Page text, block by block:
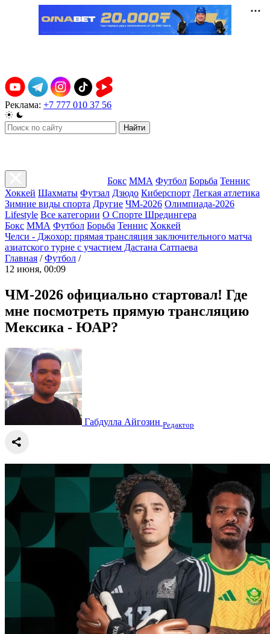
Реклама: +7 777 010 37 56
Найти
Бокс ММА Футбол Борьба Теннис
Хоккей Шахматы Футзал Дзюдо Киберспорт Легкая атлетика
Зимние виды спорта Другие ЧМ-2026 Олимпиада-2026
Lifestyle Все категории О Спорте Шредингера
Бокс ММА Футбол Борьба Теннис Хоккей
Челси - Джохор: прямая трансляция заключительного матча
азиатского турне с участием Дастана Сатпаева
Главная / Футбол /
12 июня, 00:09
ЧМ-2026 официально стартовал! Где
мне посмотреть прямую трансляцию
Мексика - ЮАР?
Габдулла Айгозин Редактор